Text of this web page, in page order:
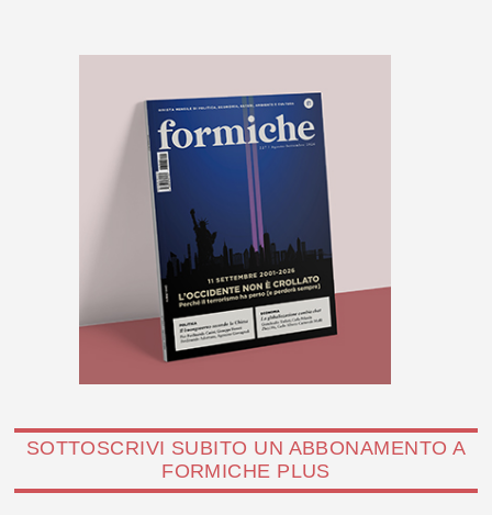
SOTTOSCRIVI SUBITO UN ABBONAMENTO A
FORMICHE PLUS